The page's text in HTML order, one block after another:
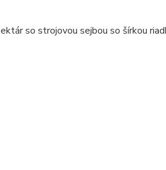
so strojovou sejbou so šírkou